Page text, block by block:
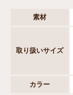
素材
取り扱いサイズ
カラー